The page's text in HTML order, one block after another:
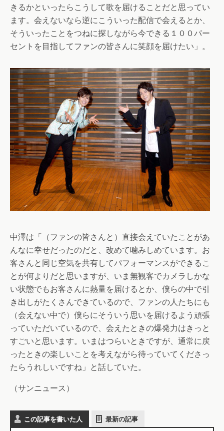
きるかといったらこうして歌を届けることだと思ってい
ます。会えないなら逆にこういった配信で会えるとか、
そういったことをつねに探しながら今できる１００パー
セントを目指してファンの皆さんに笑顔を届けたい」。
中澤は「（ファンの皆さんと）直接会えていたことがあ
んなに幸せだったのだと、改めて噛みしめています。お
客さんと同じ空気を共有してパフォーマンスができるこ
とが何よりだと思いますが、いま無観客でカメラしかな
い状態でもお客さんに熱量を届けるとか、僕らの中で引
き出しがたくさんできているので、ファンの人たちにも
（会えない中で）僕らにそういう思いを届けるよう頑張
っていただいているので、会えたときの爆発力はきっと
すごいと思います。いまはつらいときですが、通常に戻
ったときの楽しいことを考えながら待っていてくださっ
たらうれしいですね」と話していた。
（サンニュース）
この記事を書いた人 最新の記事